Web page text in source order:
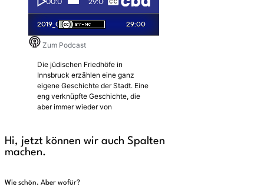
Hi, jetzt können wir auch Spalten
machen.
Wie schön. Aber wofür?